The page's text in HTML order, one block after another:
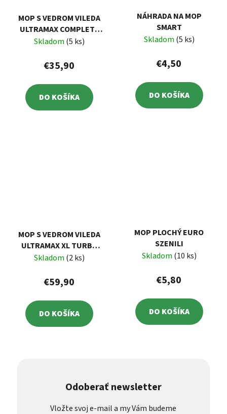
MOP S VEDROM VILEDA
ULTRAMAX COMPLETE
SET BOX
Skladom (5 ks)
€35,90
DO KOŠÍKA
NÁHRADA NA MOP
SMART
Skladom (5 ks)
€4,50
DO KOŠÍKA
MOP S VEDROM VILEDA
ULTRAMAX XL TURBO
MICROFIBRE 2V1
Skladom (2 ks)
€59,90
DO KOŠÍKA
MOP PLOCHÝ EURO
SZENILI
Skladom (10 ks)
€5,80
DO KOŠÍKA
Odoberať newsletter
Vložte svoj e-mail a my Vám budeme